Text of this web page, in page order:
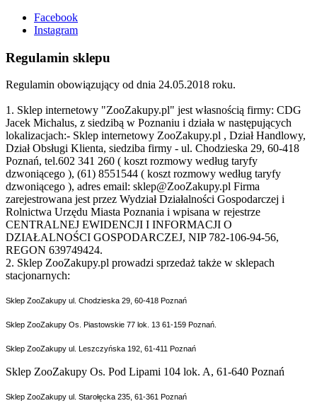
Facebook
Instagram
Regulamin sklepu
Regulamin obowiązujący od dnia 24.05.2018 roku.
1. Sklep internetowy "ZooZakupy.pl" jest własnością firmy: CDG
Jacek Michalus, z siedzibą w Poznaniu i działa w następujących
lokalizacjach:- Sklep internetowy ZooZakupy.pl , Dział Handlowy,
Dział Obsługi Klienta, siedziba firmy - ul. Chodzieska 29, 60-418
Poznań, tel.602 341 260 ( koszt rozmowy według taryfy
dzwoniącego ), (61) 8551544 ( koszt rozmowy według taryfy
dzwoniącego ), adres email: sklep@ZooZakupy.pl Firma
zarejestrowana jest przez Wydział Działalności Gospodarczej i
Rolnictwa Urzędu Miasta Poznania i wpisana w rejestrze
CENTRALNEJ EWIDENCJI I INFORMACJI O
DZIAŁALNOŚCI GOSPODARCZEJ, NIP 782-106-94-56,
REGON 639749424.
2. Sklep ZooZakupy.pl prowadzi sprzedaż także w sklepach
stacjonarnych:
Sklep ZooZakupy ul. Chodzieska 29, 60-418 Poznań
Sklep ZooZakupy Os. Piastowskie 77 lok. 13 61-159 Poznań.
Sklep ZooZakupy ul. Leszczyńska 192, 61-411 Poznań
Sklep ZooZakupy Os. Pod Lipami 104 lok. A, 61-640 Poznań
Sklep ZooZakupy ul. Starołęcka 235, 61-361 Poznań